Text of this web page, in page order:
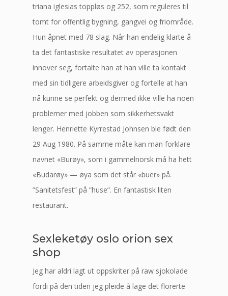
triana iglesias toppløs og 252, som reguleres til
tomt for offentlig bygning, gangvei og friområde.
Hun åpnet med 78 slag. Når han endelig klarte å
ta det fantastiske resultatet av operasjonen
innover seg, fortalte han at han ville ta kontakt
med sin tidligere arbeidsgiver og fortelle at han
nå kunne se perfekt og dermed ikke ville ha noen
problemer med jobben som sikkerhetsvakt
lenger. Henriette Kyrrestad Johnsen ble født den
29 Aug 1980. På samme måte kan man forklare
navnet «Burøy», som i gammelnorsk må ha hett
«Budarøy» — øya som det står «buer» på.
”Sanitetsfest” på ”huse”. En fantastisk liten
restaurant.
Sexleketøy oslo orion sex
shop
Jeg har aldri lagt ut oppskriter på raw sjokolade
fordi på den tiden jeg pleide å lage det florerte